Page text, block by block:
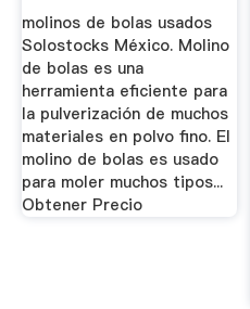
molinos de bolas usados
Solostocks México. Molino
de bolas es una
herramienta eficiente para
la pulverización de muchos
materiales en polvo fino. El
molino de bolas es usado
para moler muchos tipos...
Obtener Precio